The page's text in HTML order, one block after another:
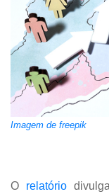
Imagem de freepik
O relatório